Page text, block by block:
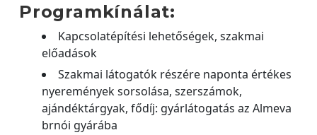
Programkínálat:
Kapcsolatépítési lehetőségek, szakmai
előadások
Szakmai látogatók részére naponta értékes
nyeremények sorsolása, szerszámok,
ajándéktárgyak, fődíj: gyárlátogatás az Almeva
brnói gyárába